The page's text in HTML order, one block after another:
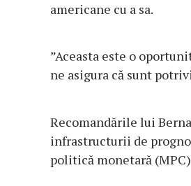
americane cu a sa.
”Aceasta este o
ne asigura că sunt
Recomandările lui
infrastructurii de
politică monetară